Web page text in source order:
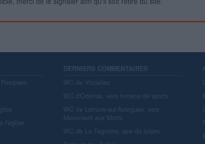
l'église
DERNIERS COMMENTAIRES
WC de Viricelles
WC d'Odenas, vers terrains de sports
WC de Lamure-sur-Azergues, vers
Monument aux Morts
WC de La Tagnière, aire de loisirs